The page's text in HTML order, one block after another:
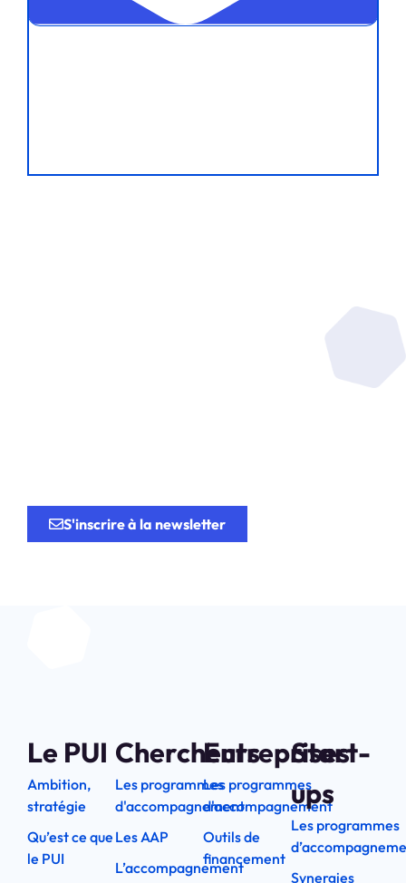
S'inscrire à la newsletter
Le PUI
Ambition,
stratégie
Qu’est ce que
le PUI
Chercheurs
Les programmes
d'accompagnement
Les AAP
L’accompagnement
Entreprises
Les programmes
d'accompagnement
Outils de
financement
Start-
ups
Les programmes
Synergies